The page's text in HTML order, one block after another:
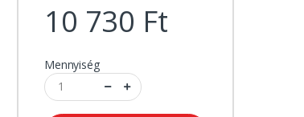
10 730 Ft
Mennyiség